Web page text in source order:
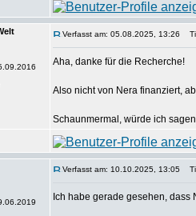
Verfasst am: 05.08.2025, 13:26
Aha, danke für die Recherche!
Also nicht von Nera finanziert,
Schaunmermal, würde ich
Verfasst am: 10.10.2025, 13:05
Ich habe gerade gesehen, dass